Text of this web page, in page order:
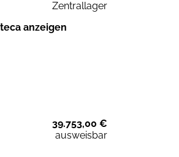
Zentrallager
anzeigen
39.753,00 €
ausweisbar